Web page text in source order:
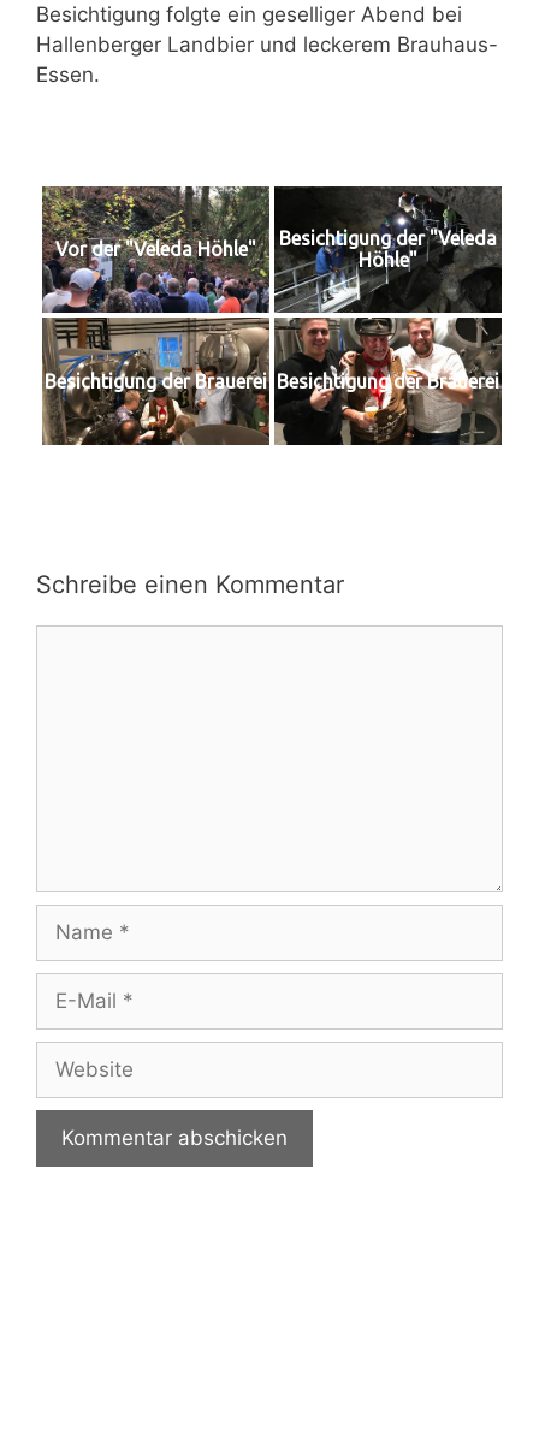
Besichtigung folgte ein geselliger Abend bei
Hallenberger Landbier und leckerem Brauhaus-
Essen.
Vor der "Veleda Höhle"
Besichtigung der "Veleda
Höhle"
Besichtigung der Brauerei Besichtigung der Brauerei
Schreibe einen Kommentar
Name
Website